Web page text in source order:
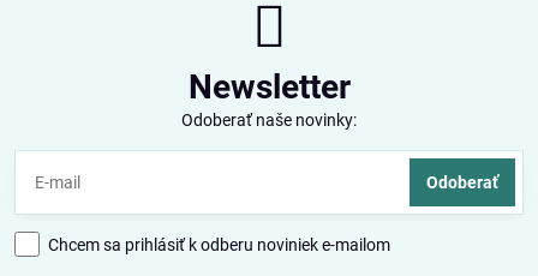
Newsletter
Odoberať naše novinky:
Odoberať
Chcem sa prihlásiť k odberu noviniek e-mailom